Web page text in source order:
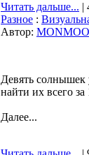
Читать дальше... |
Разное :
Автор:
Девять солнышек
найти их всего за
Далее...